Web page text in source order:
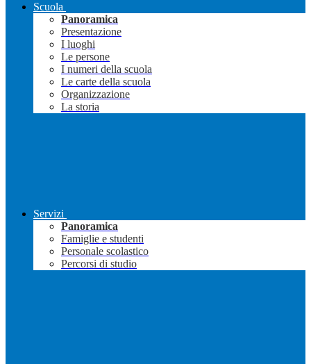
Scuola
Panoramica
Presentazione
I luoghi
Le persone
I numeri della scuola
Le carte della scuola
Organizzazione
La storia
Servizi
Panoramica
Famiglie e studenti
Personale scolastico
Percorsi di studio